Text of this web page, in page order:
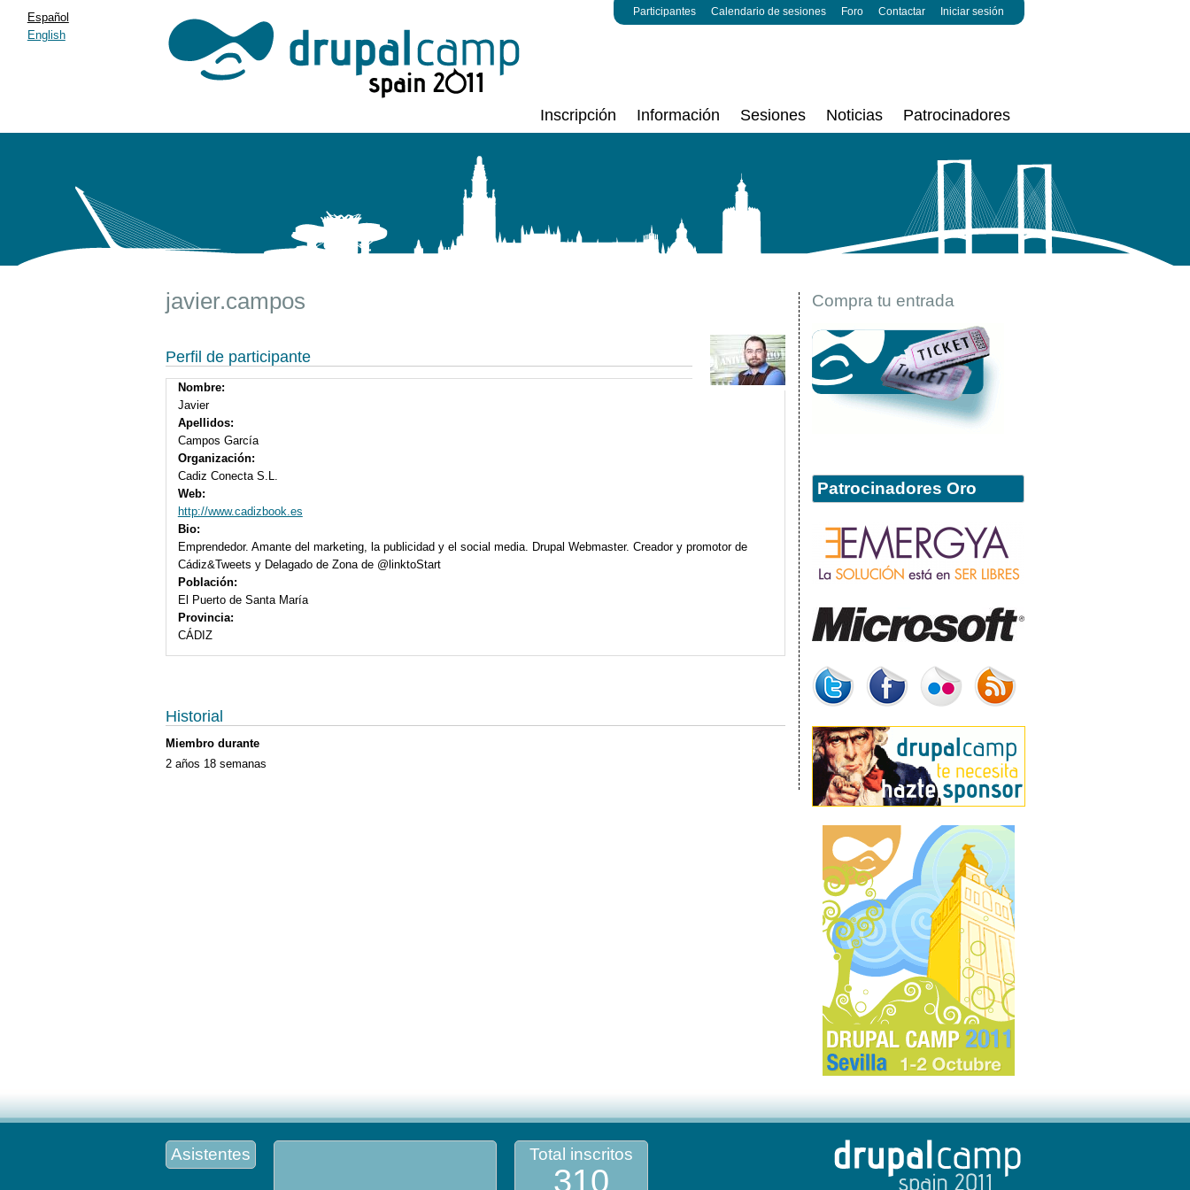
Participantes Calendario de sesiones Foro Contactar Iniciar sesión
Inscripción Información Sesiones Noticias Patrocinadores
Español
English
javier.campos
Perfil de participante
Nombre:
Javier
Apellidos:
Campos García
Organización:
Cadiz Conecta S.L.
Web:
http://www.cadizbook.es
Bio:
Emprendedor. Amante del marketing, la publicidad y el social media. Drupal Webmaster. Creador y promotor de
Cádiz&Tweets y Delagado de Zona de @linktoStart
Población:
El Puerto de Santa María
Provincia:
CÁDIZ
Historial
Miembro durante
2 años 18 semanas
Compra tu entrada
Patrocinadores Oro
Asistentes Total inscritos
310